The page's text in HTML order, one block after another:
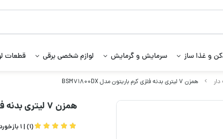
و غذا ساز سرمایش و گرمایش لوازم شخصی برقی قطعات
همزن ۷ لیتری بدنه فلزی کرم باریتون مدل BSM71800DX
همزن ۷ لیتری بدنه فلزی کرم باریتون مدل BSM71800DX
(1) | 1 بازخورد کاربران